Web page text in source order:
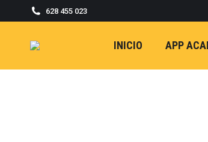
628 455 023
INICIO APP